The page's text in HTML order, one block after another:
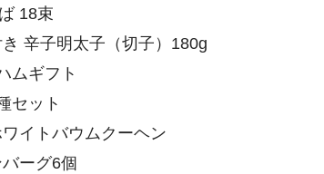
18束
辛子明太子（切子）180g
ムギフト
セット
イトバウムクーヘン
ーグ6個